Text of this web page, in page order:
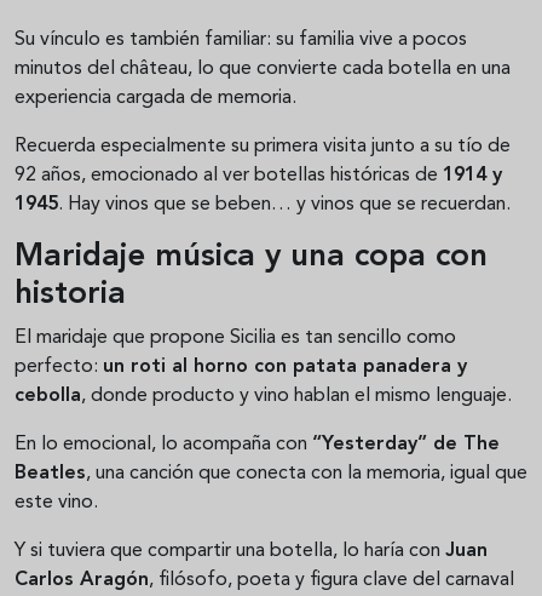
Su vínculo es también familiar: su familia vive a pocos
minutos del château, lo que convierte cada botella en una
experiencia cargada de memoria.
Recuerda especialmente su primera visita junto a su tío de
92 años, emocionado al ver botellas históricas de 1914 y
1945. Hay vinos que se beben… y vinos que se recuerdan.
Maridaje música y una copa con
historia
El maridaje que propone Sicilia es tan sencillo como
perfecto: un roti al horno con patata panadera y
cebolla, donde producto y vino hablan el mismo lenguaje.
En lo emocional, lo acompaña con “Yesterday” de The
Beatles, una canción que conecta con la memoria, igual que
este vino.
Y si tuviera que compartir una botella, lo haría con Juan
Carlos Aragón, filósofo, poeta y figura clave del carnaval